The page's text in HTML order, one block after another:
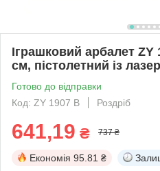
Іграшковий арбалет
см, пістолетний із
Готово до відправки
Код: ZY 1907 В
Роздріб
641,19 ₴ 737 ₴
Економія 95.81 ₴